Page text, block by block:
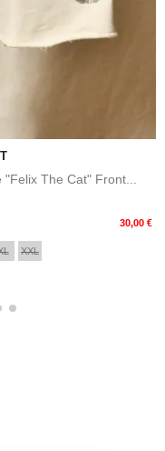
The Cat" Front...
30,00 €
XXL